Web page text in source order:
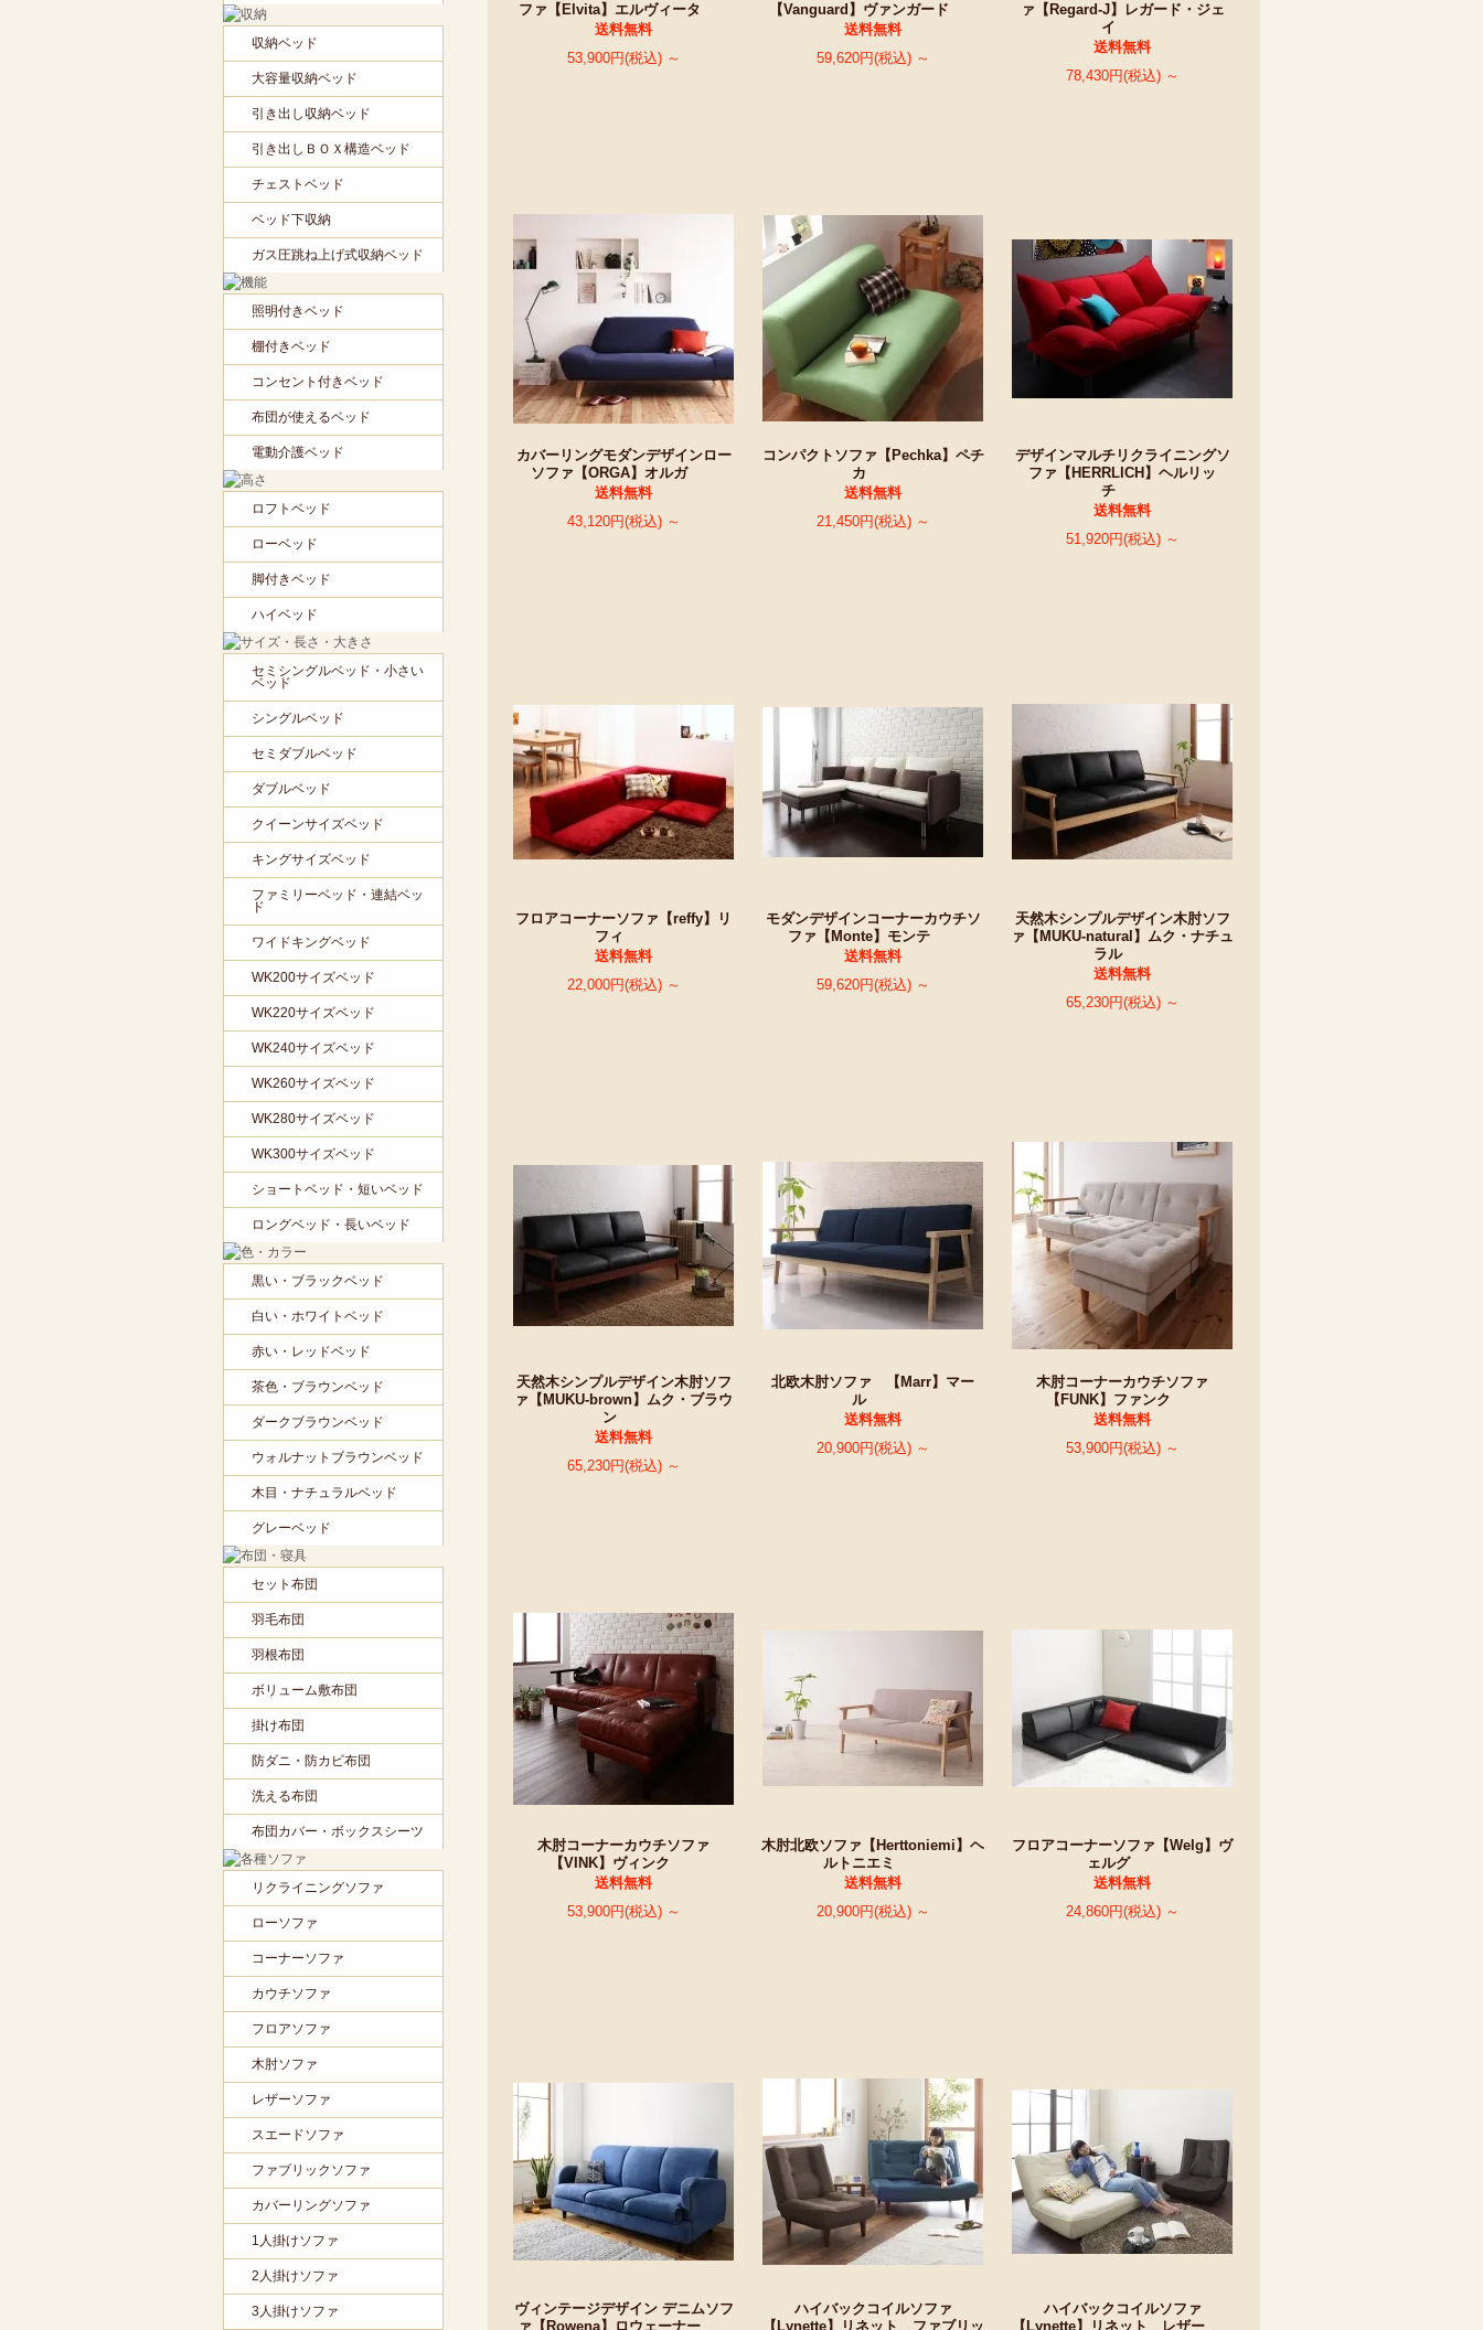
ファ【Elvita】エルヴィータ
送料無料
53,900円(税込) ～
【Vanguard】ヴァンガード
送料無料
59,620円(税込) ～
ァ【Regard-J】レガード・ジェ
イ
送料無料
78,430円(税込) ～
カバーリングモダンデザインロー
ソファ【ORGA】オルガ
送料無料
43,120円(税込) ～
コンパクトソファ【Pechka】ペチ
カ
送料無料
21,450円(税込) ～
デザインマルチリクライニングソ
ファ【HERRLICH】ヘルリッ
チ
送料無料
51,920円(税込) ～
フロアコーナーソファ【reffy】リ
フィ
送料無料
22,000円(税込) ～
モダンデザインコーナーカウチソ
ファ【Monte】モンテ
送料無料
59,620円(税込) ～
天然木シンプルデザイン木肘ソフ
ァ【MUKU-natural】ムク・ナチュ
ラル
送料無料
65,230円(税込) ～
天然木シンプルデザイン木肘ソフ
ァ【MUKU-brown】ムク・ブラウ
ン
送料無料
65,230円(税込) ～
北欧木肘ソファ 【Marr】マー
ル
送料無料
20,900円(税込) ～
木肘コーナーカウチソファ
【FUNK】ファンク
送料無料
53,900円(税込) ～
木肘コーナーカウチソファ
【VINK】ヴィンク
送料無料
53,900円(税込) ～
木肘北欧ソファ【Herttoniemi】ヘ
ルトニエミ
送料無料
20,900円(税込) ～
フロアコーナーソファ【Welg】ヴ
ェルグ
送料無料
24,860円(税込) ～
ヴィンテージデザイン デニムソフ
ァ【Rowena】ロウェーナー
ハイバックコイルソファ
【Lynette】リネット ファブリッ
ハイバックコイルソファ
【Lynette】リネット レザー
収納ベッド
大容量収納ベッド
引き出し収納ベッド
引き出しＢＯＸ構造ベッド
チェストベッド
ベッド下収納
ガス圧跳ね上げ式収納ベッド
照明付きベッド
棚付きベッド
コンセント付きベッド
布団が使えるベッド
電動介護ベッド
ロフトベッド
ローベッド
脚付きベッド
ハイベッド
セミシングルベッド・小さい
ベッド
シングルベッド
セミダブルベッド
ダブルベッド
クイーンサイズベッド
キングサイズベッド
ファミリーベッド・連結ベッ
ド
ワイドキングベッド
WK200サイズベッド
WK220サイズベッド
WK240サイズベッド
WK260サイズベッド
WK280サイズベッド
WK300サイズベッド
ショートベッド・短いベッド
ロングベッド・長いベッド
黒い・ブラックベッド
白い・ホワイトベッド
赤い・レッドベッド
茶色・ブラウンベッド
ダークブラウンベッド
ウォルナットブラウンベッド
木目・ナチュラルベッド
グレーベッド
セット布団
羽毛布団
羽根布団
ボリューム敷布団
掛け布団
防ダニ・防カビ布団
洗える布団
布団カバー・ボックスシーツ
リクライニングソファ
ローソファ
コーナーソファ
カウチソファ
フロアソファ
木肘ソファ
レザーソファ
スエードソファ
ファブリックソファ
カバーリングソファ
1人掛けソファ
2人掛けソファ
3人掛けソファ